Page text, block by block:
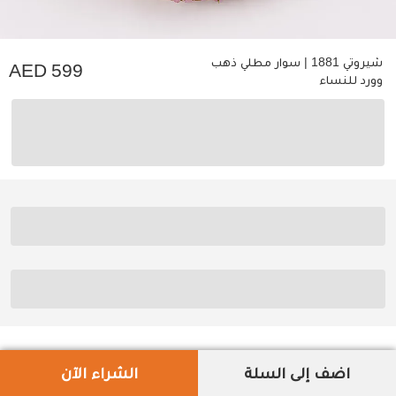
شيروتي 1881 | سوار مطلي ذهب
وورد للنساء
599
اضف إلى السلة الشراء الآن